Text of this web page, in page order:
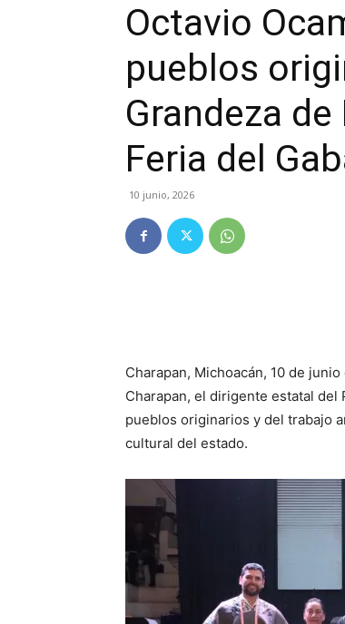
Octavio
pueblos
Grandeza
Feria del
10 junio, 2026
Charapan, Michoacán, 10 de
Charapan, el dirigente estatal del
pueblos originarios y del trabajo
cultural del estado.